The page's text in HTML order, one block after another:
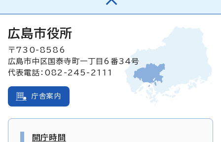
広島市役所
〒730-8586
広島市中区国泰寺町一丁目6番34号
代表電話：082-245-2111
庁舎案内
開庁時間